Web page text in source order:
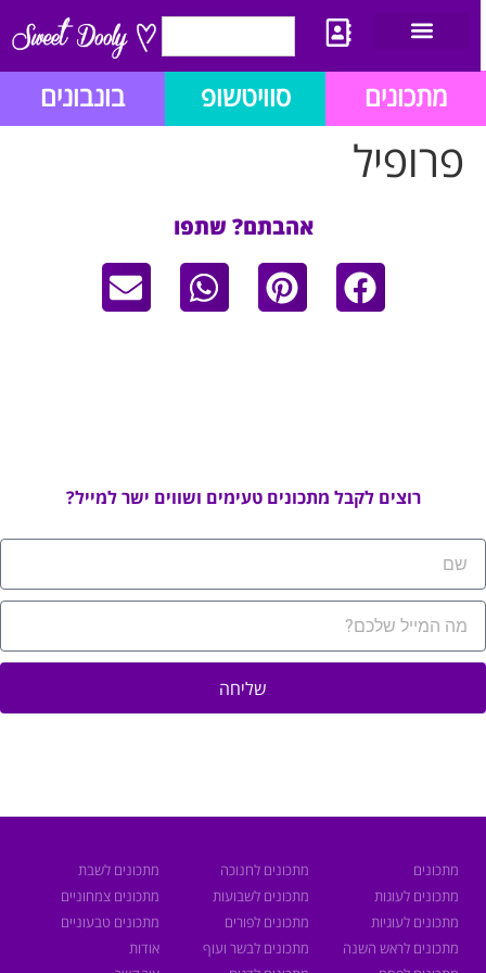
מתכונים סוויטשופ בונבונים
פרופיל
אהבתם? שתפו
רוצים לקבל מתכונים טעימים ושווים ישר למייל?
שליחה
מתכונים
מתכונים לעוגות
מתכונים לעוגיות
מתכונים לראש השנה
מתכונים לחנוכה
מתכונים לשבועות
מתכונים לפורים
מתכונים לבשר ועוף
מתכונים לשבת
מתכונים צמחוניים
מתכונים טבעוניים
אודות